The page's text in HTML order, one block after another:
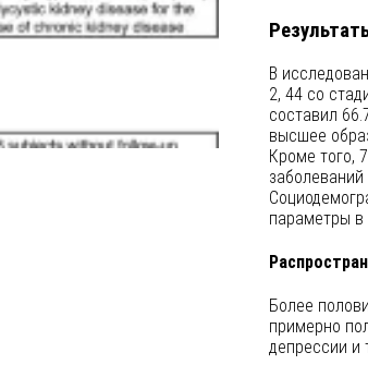
В
2, 44 со
составил
высшее
Кроме того,
параметры в
Более
примерно
депрессии и